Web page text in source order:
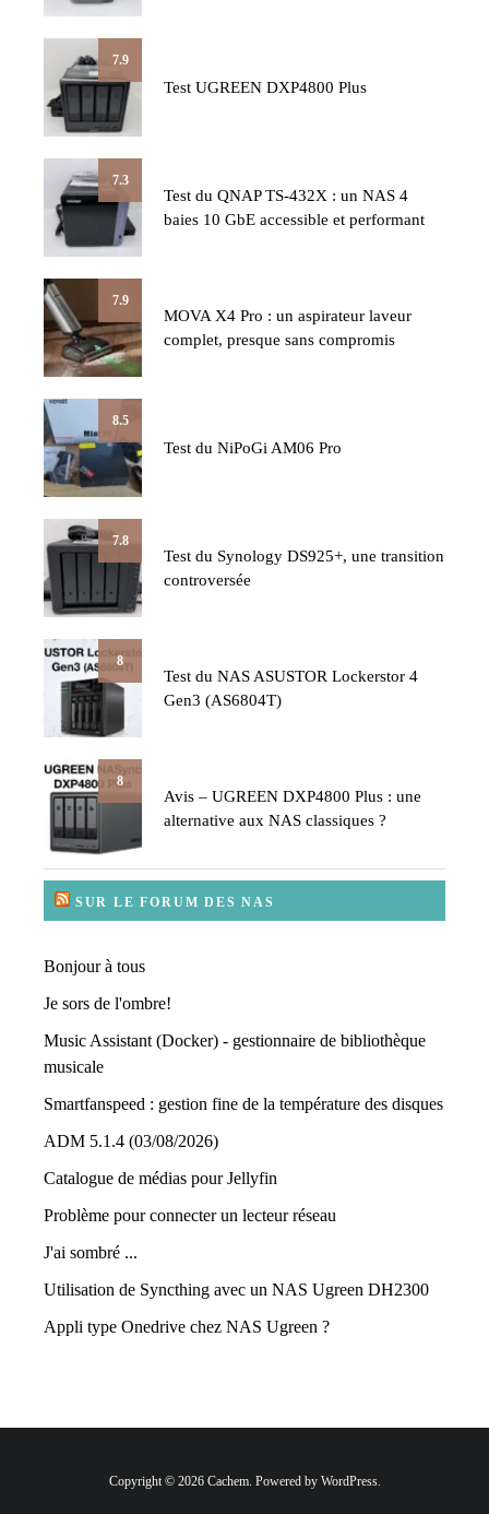
7.9
Test UGREEN DXP4800 Plus
7.3
Test du QNAP TS-432X : un NAS 4
baies 10 GbE accessible et performant
7.9
MOVA X4 Pro : un aspirateur laveur
complet, presque sans compromis
8.5
Test du NiPoGi AM06 Pro
7.8
Test du Synology DS925+, une transition
controversée
8
Test du NAS ASUSTOR Lockerstor 4
Gen3 (AS6804T)
8
Avis – UGREEN DXP4800 Plus : une
alternative aux NAS classiques ?
SUR LE FORUM DES NAS
Bonjour à tous
Je sors de l'ombre!
Music Assistant (Docker) - gestionnaire de bibliothèque
musicale
Smartfanspeed : gestion fine de la température des disques
ADM 5.1.4 (03/08/2026)
Catalogue de médias pour Jellyfin
Problème pour connecter un lecteur réseau
J'ai sombré ...
Utilisation de Syncthing avec un NAS Ugreen DH2300
Appli type Onedrive chez NAS Ugreen ?
Copyright © 2026 Cachem. Powered by WordPress.